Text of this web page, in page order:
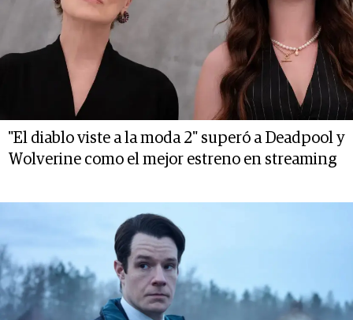
"El diablo viste a la moda 2" superó a Deadpool y
Wolverine como el mejor estreno en streaming